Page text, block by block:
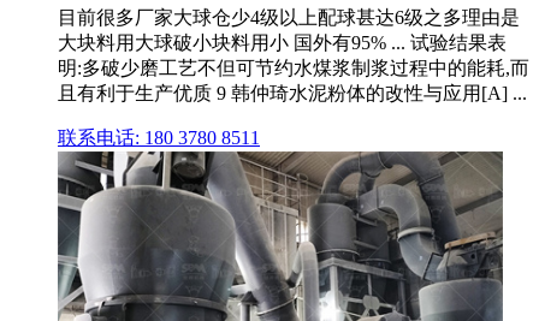
目前很多厂家大球仓少4级以上配球甚达6级之多理由是
大块料用大球破小块料用小 国外有95% ... 试验结果表
明:多破少磨工艺不但可节约水煤浆制浆过程中的能耗,而
且有利于生产优质 9 韩仲琦水泥粉体的改性与应用[A] ...
联系电话: 180 3780 8511